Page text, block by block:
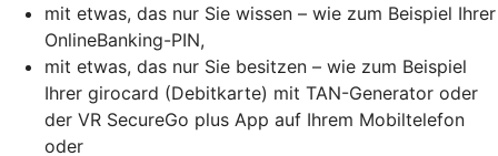
mit etwas, das nur Sie wissen – wie zum Beispiel Ihrer
OnlineBanking-PIN,
mit etwas, das nur Sie besitzen – wie zum Beispiel
Ihrer girocard (Debitkarte) mit TAN-Generator oder
der VR SecureGo plus App auf Ihrem Mobiltelefon
oder